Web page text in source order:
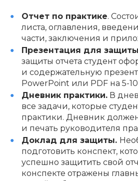
Отчет по практике.
листа, оглавления,
части, заключения и
Презентация для
защиты отчета студент
и содержательную
PowerPoint или PDF на 5-
Дневник практики.В
все задачи, которые
практики. Дневник
и печать руководителя
Доклад для защиты.
подготовить конспект,
успешно защитить свой
конспекте отражены